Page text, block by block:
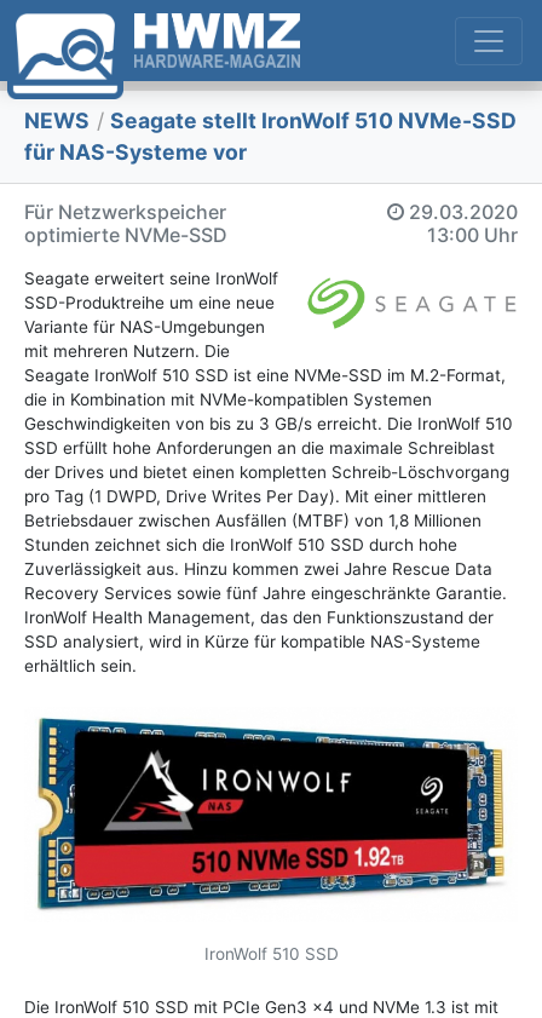
NEWS / Seagate stellt IronWolf 510 NVMe-SSD
für NAS-Systeme vor
Für Netzwerkspeicher
optimierte NVMe-SSD
29.03.2020
13:00 Uhr
Seagate erweitert seine IronWolf
SSD-Produktreihe um eine neue
Variante für NAS-Umgebungen
mit mehreren Nutzern. Die
Seagate IronWolf 510 SSD ist eine NVMe-SSD im M.2-Format,
die in Kombination mit NVMe-kompatiblen Systemen
Geschwindigkeiten von bis zu 3 GB/s erreicht. Die IronWolf 510
SSD erfüllt hohe Anforderungen an die maximale Schreiblast
der Drives und bietet einen kompletten Schreib-Löschvorgang
pro Tag (1 DWPD, Drive Writes Per Day). Mit einer mittleren
Betriebsdauer zwischen Ausfällen (MTBF) von 1,8 Millionen
Stunden zeichnet sich die IronWolf 510 SSD durch hohe
Zuverlässigkeit aus. Hinzu kommen zwei Jahre Rescue Data
Recovery Services sowie fünf Jahre eingeschränkte Garantie.
IronWolf Health Management, das den Funktionszustand der
SSD analysiert, wird in Kürze für kompatible NAS-Systeme
erhältlich sein.
IronWolf 510 SSD
Die IronWolf 510 SSD mit PCIe Gen3 x4 und NVMe 1.3 ist mit